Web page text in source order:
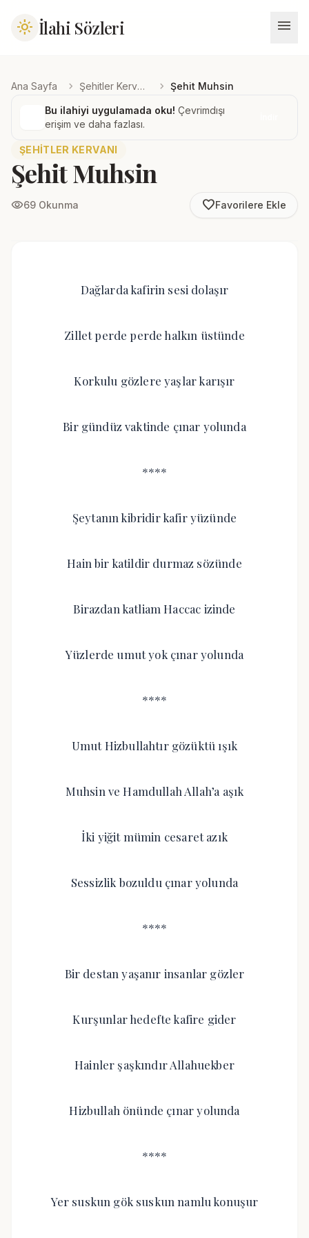
light_mode İlahi Sözleri menu
Ana Sayfa chevron_right Şehitler Kervanı chevron_right Şehit Muhsin
Bu ilahiyi uygulamada oku! Çevrimdışı
erişim ve daha fazlası.
ŞEHITLER KERVANI
Şehit Muhsin
visibility69 Okunma favorite_borderFavorilere Ekle
Dağlarda kafirin sesi dolaşır
Zillet perde perde halkın üstünde
Korkulu gözlere yaşlar karışır
Bir gündüz vaktinde çınar yolunda
****
Şeytanın kibridir kafir yüzünde
Hain bir katildir durmaz sözünde
Birazdan katliam Haccac izinde
Yüzlerde umut yok çınar yolunda
****
Umut Hizbullahtır gözüktü ışık
Muhsin ve Hamdullah Allah’a aşık
İki yiğit mümin cesaret azık
Sessizlik bozuldu çınar yolunda
****
Bir destan yaşanır insanlar gözler
Kurşunlar hedefte kafire gider
Hainler şaşkındır Allahuekber
Hizbullah önünde çınar yolunda
****
Yer suskun gök suskun namlu konuşur